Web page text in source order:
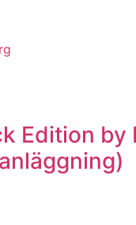
Edition by